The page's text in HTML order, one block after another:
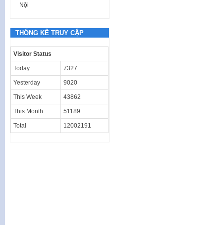
Nội
THỐNG KÊ TRUY CẬP
Visitor Status
Today 7327
Yesterday 9020
This Week 43862
This Month 51189
Total 12002191